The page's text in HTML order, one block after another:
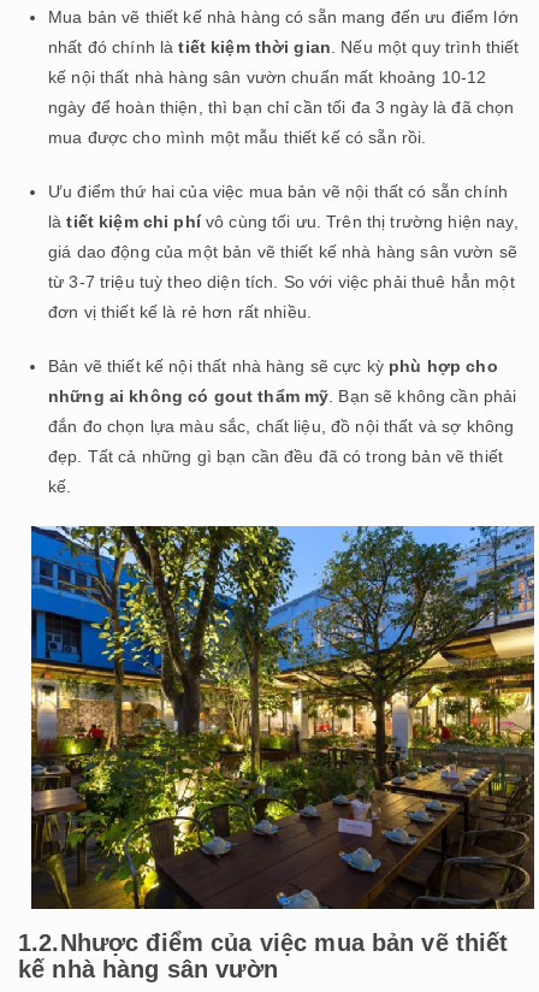
Mua bản vẽ thiết kế nhà hàng có sẵn mang đến ưu điểm lớn
nhất đó chính làtiết kiệm thời gian. Nếu một quy trình thiết
kế nội thất nhà hàng sân vườn chuẩn mất khoảng 10-12
ngày để hoàn thiện, thì bạn chỉ cần tối đa 3 ngày là đã chọn
mua được cho mình một mẫu thiết kế có sẵn rồi.
Ưu điểm thứ hai của việc mua bản vẽ nội thất có sẵn chính
làtiết kiệm chi phívô cùng tối ưu. Trên thị trường hiện nay,
giá dao động của một bản vẽ thiết kế nhà hàng sân vườn sẽ
từ 3-7 triệu tuỳ theo diện tích. So với việc phải thuê hẳn một
đơn vị thiết kế là rẻ hơn rất nhiều.
Bản vẽ thiết kế nội thất nhà hàng sẽ cực kỳ phù hợp cho
những ai không có gout thẩm mỹ. Bạn sẽ không cần phải
đắn đo chọn lựa màu sắc, chất liệu, đồ nội thất và sợ không
đẹp. Tất cả những gì bạn cần đều đã có trong bản vẽ thiết
kế.
1.2.Nhược điểm của việc mua bản vẽ thiết
kế nhà hàng sân vườn